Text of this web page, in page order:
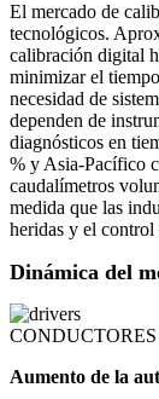
El mercado de
tecnológicos.
calibración digital
minimizar el
necesidad de
dependen de
diagnósticos en
% y Asia-Pacífico
caudalímetros
medida que las
heridas y el control
Dinámica del
CONDUCTORES
Aumento de la